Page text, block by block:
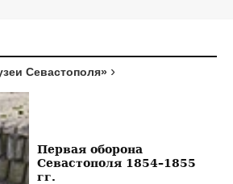
Севастополя»
Первая оборона
Севастополя 1854–1855
гг.